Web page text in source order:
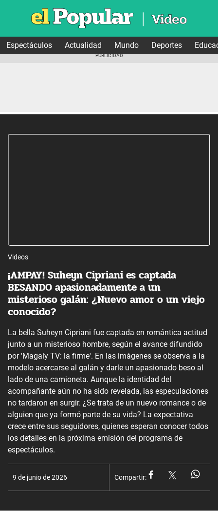
Espectáculos Actualidad Mundo Deportes
Videos
¡AMPAY! Suheyn Cipriani es captada
BESANDO apasionadamente a un
misterioso galán: ¿Nuevo amor o un viejo
conocido?
La bella Suheyn Cipriani fue captada en romántica actitud
junto a un misterioso hombre, según el avance difundido
por 'Magaly TV: la firme'. En las imágenes se observa a la
modelo acercarse al galán y darle un apasionado beso al
lado de una camioneta. Aunque la identidad del
acompañante aún no ha sido revelada, las especulaciones
no tardaron en surgir. ¿Se trata de un nuevo romance o de
alguien que ya formó parte de su vida? La expectativa
crece entre sus seguidores, quienes esperan conocer todos
los detalles en la próxima emisión del programa de
espectáculos.
9 de junio de 2026 Compartir: